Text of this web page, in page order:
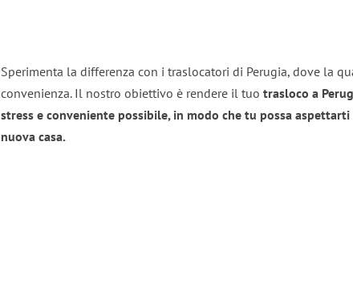
Sperimenta la differenza con i traslocatori di Perugia, dove la
convenienza. Il nostro obiettivo è rendere il tuo trasloco a
stress e conveniente possibile, in modo che tu possa
nuova casa.